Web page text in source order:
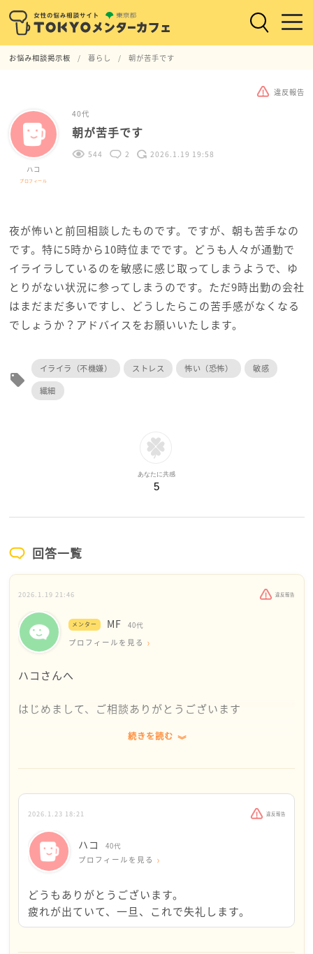
お悩み相談掲示板 暮らし 朝が苦手です
違反報告
ハコ
プロフィール
40代
朝が苦手です
544 2 2026.1.19 19:58
夜が怖いと前回相談したものです。ですが、朝も苦手なの
です。特に5時から10時位までです。どうも人々が通勤で
イライラしているのを敏感に感じ取ってしまうようで、ゆ
とりがない状況に参ってしまうのです。ただ9時出勤の会社
はまだまだ多いですし、どうしたらこの苦手感がなくなる
でしょうか？アドバイスをお願いいたします。
local_offer
イライラ（不機嫌） ストレス 怖い（恐怖）
敏感
繊細
あなたに共感
5
回答一覧
2026.1.19 21:46 違反報告
メンター MF 40代
プロフィールを見る
ハコさんへ
はじめまして、ご相談ありがとうございます
私も朝の通勤は苦手ですので、ハコさんのご相談を読
私の場合は、通勤で人々のイライラを自分の心がキャ
ッチしてしまい、ざわざわと苦しくなります
私が気をつけていることです
・「他人に飲み込まれない」と、心に決めます
す）
・ひとりひとりにフューチャーしすぎない
続きを読む
2026.1.23 18:21 違反報告
ハコ 40代
プロフィールを見る
どうもありがとうございます。
疲れが出ていて、一旦、これで失礼します。